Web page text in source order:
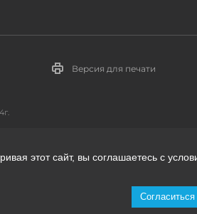
Версия для печати
этот сайт, вы соглашаетесь с
Согласиться